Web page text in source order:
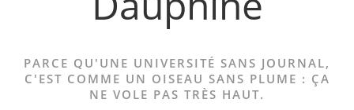
PARCE QU'UNE UNIVERSITÉ SANS JOURNAL,
C'EST COMME UN OISEAU SANS PLUME : ÇA
NE VOLE PAS TRÈS HAUT.